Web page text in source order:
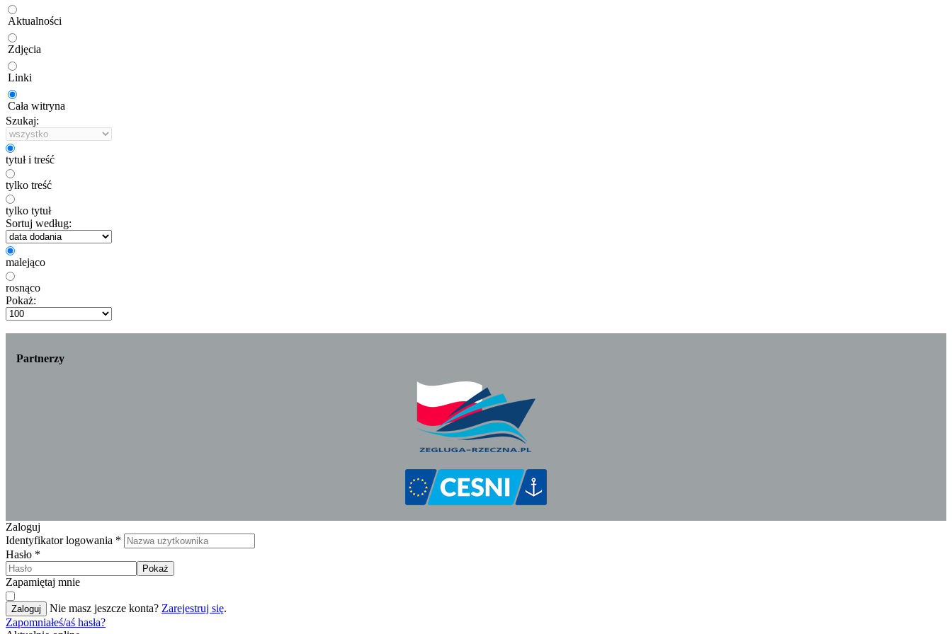
Aktualności
Zdjęcia
Linki
Cała witryna
Szukaj:
tytuł i treść
tylko treść
tylko tytuł
Sortuj według:
malejąco
rosnąco
Pokaż:
Partnerzy
Zaloguj
Identyfikator logowania *
Hasło *
Pokaż
Zapamiętaj mnie
Zaloguj Nie masz jeszcze konta? Zarejestruj się.
Zapomniałeś/aś hasła?